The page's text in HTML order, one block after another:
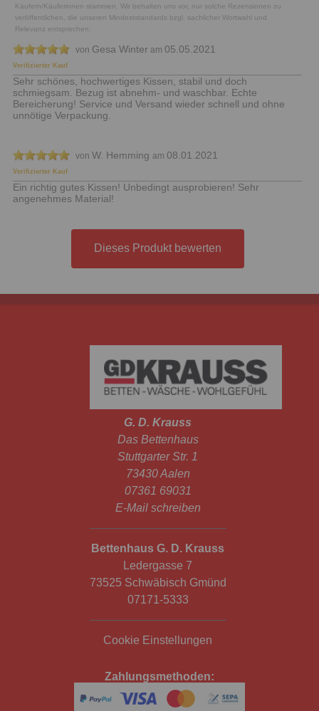
Käufern/Käuferinnen stammen. Wir behalten uns vor, nur solche Rezensionen zu
veröffentlichen, die unseren Mindeststandards bzgl. sachlicher Wortwahl und
Relevanz entsprechen.
Verifizierter Kauf
von Gesa Winter am 05.05.2021
Sehr schönes, hochwertiges Kissen, stabil und doch
schmiegsam. Bezug ist abnehm- und waschbar. Echte
Bereicherung! Service und Versand wieder schnell und ohne
unnötige Verpackung.
Verifizierter Kauf
von W. Hemming am 08.01.2021
Ein richtig gutes Kissen! Unbedingt ausprobieren! Sehr
angenehmes Material!
Dieses Produkt bewerten
G. D. Krauss
Das Bettenhaus
Stuttgarter Str. 1
73430 Aalen
07361 69031
E-Mail schreiben
Bettenhaus G. D. Krauss
Ledergasse 7
73525 Schwäbisch Gmünd
07171-5333
Cookie Einstellungen
Zahlungsmethoden: